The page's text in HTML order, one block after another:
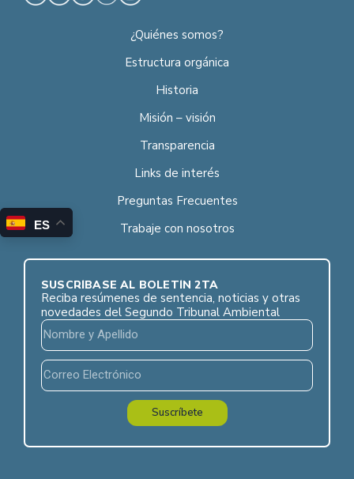
¿Quiénes somos?
Estructura orgánica
Historia
Misión – visión
Transparencia
Links de interés
Preguntas Frecuentes
Trabaje con nosotros
SUSCRÍBASE AL BOLETÍN 2TA
Reciba resúmenes de sentencia, noticias y otras
novedades del Segundo Tribunal Ambiental
Suscríbete
ES